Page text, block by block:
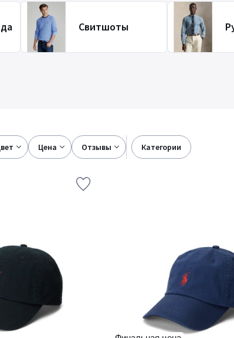
Свитшоты
цвет цена отзывы категории